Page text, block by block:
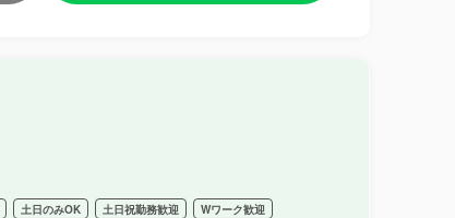
土日のみOK 土日祝勤務歓迎 Wワーク歓迎